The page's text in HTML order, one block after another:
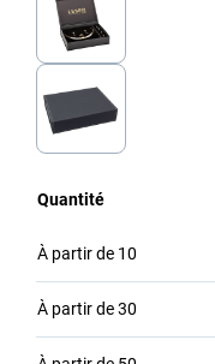
Quantité
À partir de 10
À partir de30